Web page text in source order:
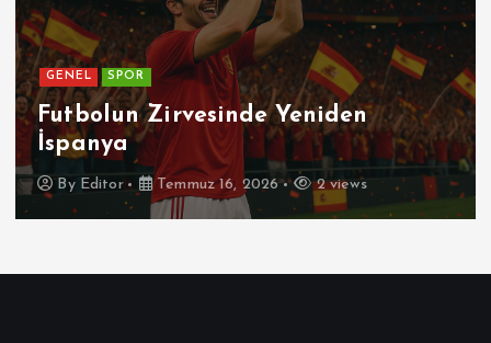
Yeniden
16, 2026 2 views
GENEL
Patetik
By Editor